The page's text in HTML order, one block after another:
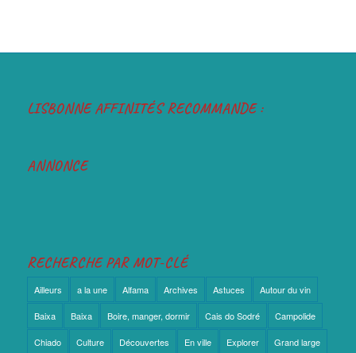
LISBONNE AFFINITÉS RECOMMANDE :
ANNONCE
RECHERCHE PAR MOT-CLÉ
Ailleurs a la une Alfama Archives Astuces Autour du vin
Baixa Baixa Boire, manger, dormir Cais do Sodré Campolide
Chiado Culture Découvertes En ville Explorer Grand large